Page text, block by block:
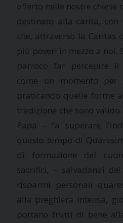
offerto nelle nostre chiese
destinato alla carità, con
che, attraverso la Caritas
più poveri in mezzo a noi.
parroco far percepire il
come un momento
praticando quelle forme
tradizione che sono
Papa – “a superare
questo tempo di
di formazione del
sacrifici, – salvadanai
risparmi personali
alla preghiera intensa,
portano frutti di bene